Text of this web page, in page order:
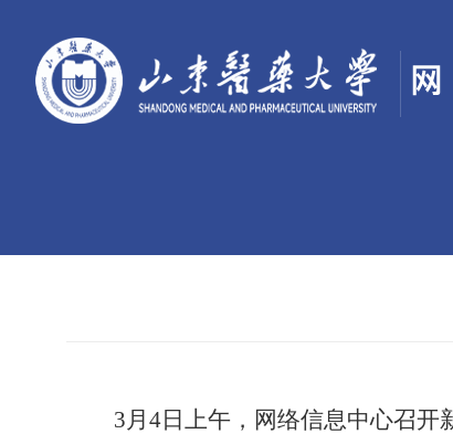
3月 4日上午，网络信息中心召